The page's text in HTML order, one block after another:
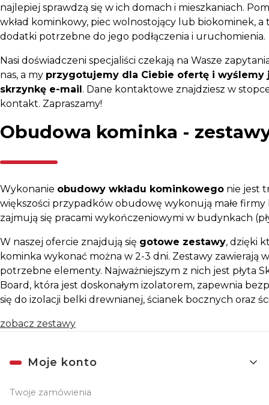
najlepiej sprawdzą się w ich domach i mieszkaniach.
wkład kominkowy, piec wolnostojący lub biokominek, a
dodatki potrzebne do jego podłączenia i uruchomienia.
Nasi doświadczeni specjaliści czekają na Wasze
nas, a my przygotujemy dla Ciebie ofertę i wyślemy
skrzynkę e-mail . Dane kontaktowe znajdziesz w
kontakt. Zapraszamy!
Obudowa kominka -
Wykonanie obudowy wkładu kominkowego nie jest
większości przypadków obudowę wykonują małe
zajmują się pracami wykończeniowymi w budynkach
W naszej ofercie znajdują się gotowe zestawy, dzięki
kominka wykonać można w 2-3 dni. Zestawy zawierają
potrzebne elementy. Najważniejszym z nich jest płyta
Board, która jest doskonałym izolatorem, zapewnia
się do izolacji belki drewnianej, ścianek bocznych oraz
zobacz zestawy
Linki w stopce
Moje konto
Twoje zamówienia